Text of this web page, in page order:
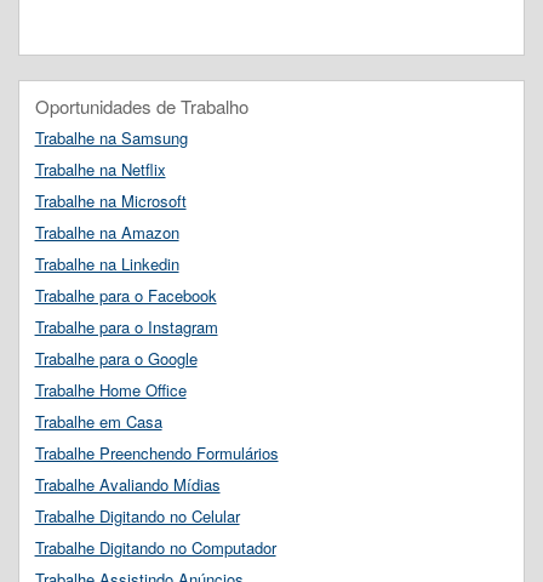
Oportunidades de Trabalho
Trabalhe na Samsung
Trabalhe na Netflix
Trabalhe na Microsoft
Trabalhe na Amazon
Trabalhe na Linkedin
Trabalhe para o Facebook
Trabalhe para o Instagram
Trabalhe para o Google
Trabalhe Home Office
Trabalhe em Casa
Trabalhe Preenchendo Formulários
Trabalhe Avaliando Mídias
Trabalhe Digitando no Celular
Trabalhe Digitando no Computador